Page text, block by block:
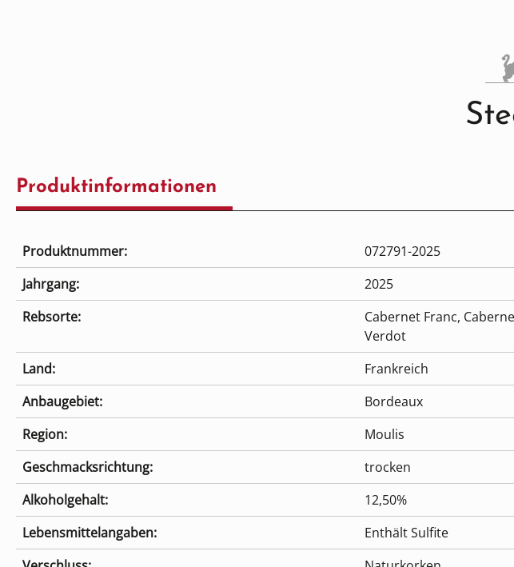
Produktinformationen
Produktnummer: 072791-2025
Lebensmittelangaben: Enthält Sulfite
Land:
Frankreich
Anbaugebiet:
Bordeaux
Region:
Moulis
Rebsorte: Cabernet Franc,
Verdot
Jahrgang: 2025
Geschmacksrichtung:
trocken
Alkoholgehalt:
12,50%